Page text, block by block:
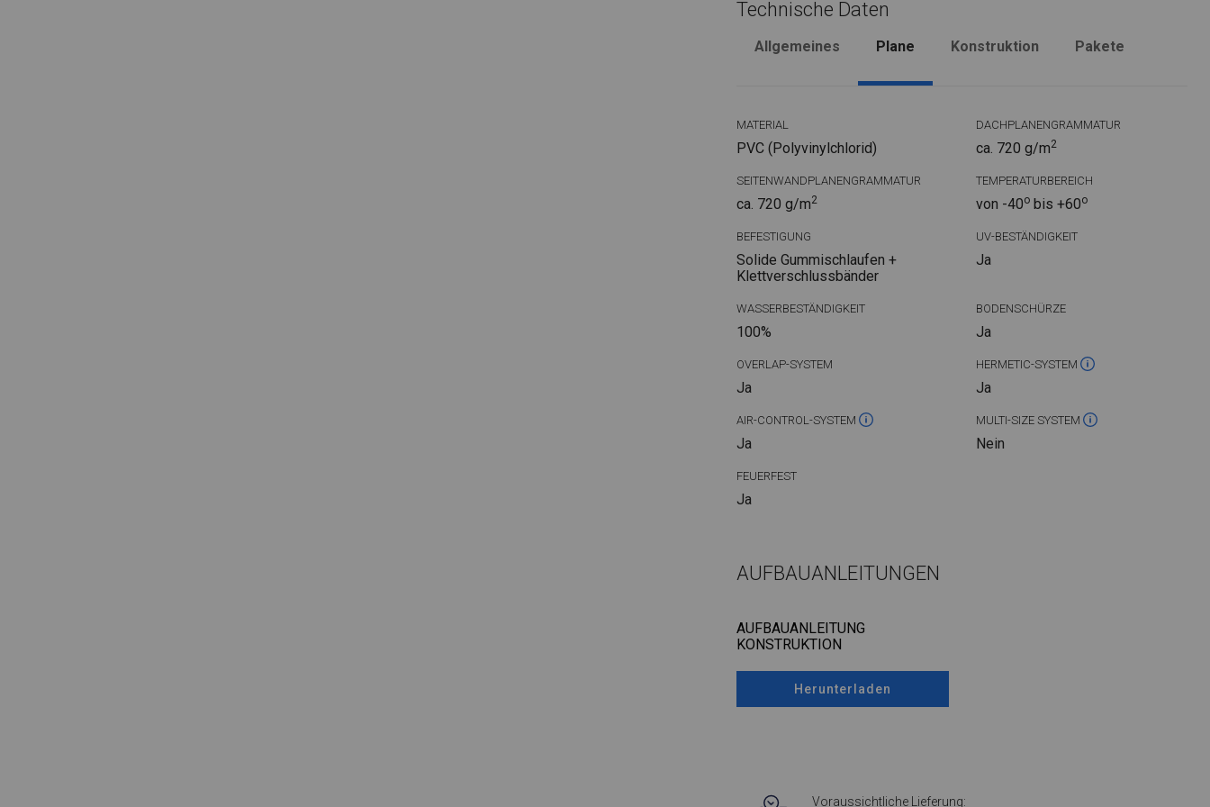
Technische Daten
Allgemeines Plane Konstruktion Pakete
MATERIAL
PVC (Polyvinylchlorid)
DACHPLANENGRAMMATUR
ca. 720 g/m2
SEITENWANDPLANENGRAMMATUR
ca. 720 g/m2
TEMPERATURBEREICH
von -40obis +60o
BEFESTIGUNG
Solide Gummischlaufen +
Klettverschlussbänder
UV-BESTÄNDIGKEIT
Ja
WASSERBESTÄNDIGKEIT
100%
BODENSCHÜRZE
Ja
OVERLAP-SYSTEM
Ja
HERMETIC-SYSTEM
Ja
AIR-CONTROL-SYSTEM
Ja
MULTI-SIZE SYSTEM
Nein
FEUERFEST
Ja
AUFBAUANLEITUNGEN
AUFBAUANLEITUNG
KONSTRUKTION
Herunterladen
Voraussichtliche Lieferung: